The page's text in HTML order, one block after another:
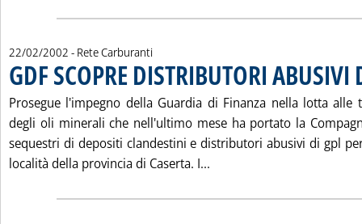
22/02/2002 - Rete Carburanti
GDF SCOPRE DISTRIBUTORI ABUSIVI
Prosegue l'impegno della Guardia di Finanza nella lotta alle
degli oli minerali che nell'ultimo mese ha portato la
sequestri di depositi clandestini e distributori abusivi di gpl
località della provincia di Caserta. I...